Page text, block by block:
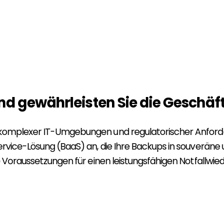
gewährleisten Sie die
IT-Umgebungen und regulatorischer
Lösung (BaaS) an, die Ihre Backups in
für einen leistungsfähigen